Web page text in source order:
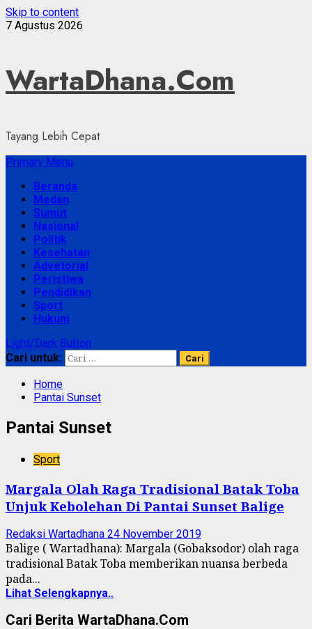
Skip to content
7 Agustus 2026
WartaDhana.Com
Tayang Lebih Cepat
Primary Menu
Beranda
Medan
Sumut
Nasional
Politik
Kesehatan
Advetorial
Peristiwa
Pendidikan
Sport
Hukum
Light/Dark Button
Cari untuk:
Home
Pantai Sunset
Pantai Sunset
Sport
Margala Olah Raga Tradisional Batak Toba
Unjuk Kebolehan Di Pantai Sunset Balige
Redaksi Wartadhana 24 November 2019
Balige ( Wartadhana): Margala (Gobaksodor) olah raga
tradisional Batak Toba memberikan nuansa berbeda
pada...
Lihat Selengkapnya..
Cari Berita WartaDhana.Com